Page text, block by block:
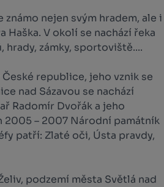
nejen svým hradem, ale i
V okolí se nachází řeka
hrady, zámky, sportoviště....
republice, jeho vznik se
nad Sázavou se nachází
Radomír Dvořák a jeho
– 2007 Národní památník
patří: Zlaté oči, Ústa pravdy,
podzemí města Světlá nad